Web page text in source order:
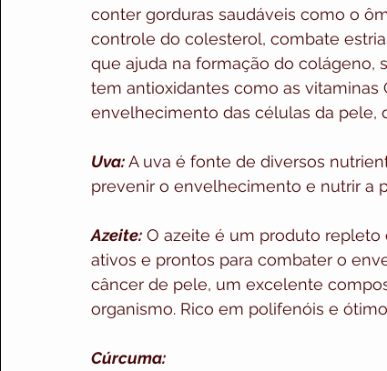
conter gorduras saudáveis como o
controle do colesterol, combate
que ajuda na formação do colágeno,
tem antioxidantes como as vitaminas
envelhecimento das células da pele,
Uva: A uva é fonte de diversos
prevenir o envelhecimento e nutrir a
Azeite: O azeite é um produto repleto
ativos e prontos para combater o
câncer de pele, um excelente
organismo. Rico em polifenóis e
Cúrcuma: